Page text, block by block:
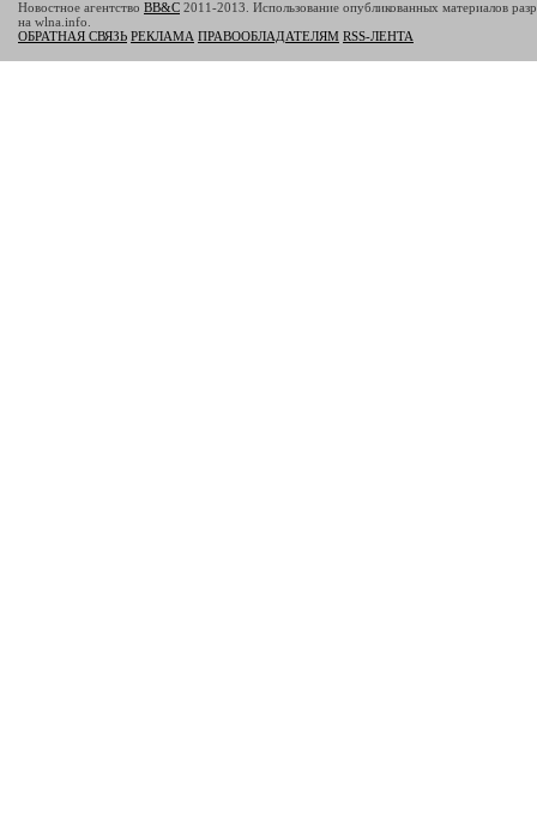
Новостное агентство BB&C 2011-2013. Использование опубликованных материалов
на wlna.info.
ОБРАТНАЯ СВЯЗЬ РЕКЛАМА ПРАВООБЛАДАТЕЛЯМ RSS-ЛЕНТА